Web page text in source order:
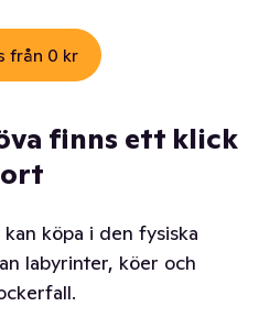
från 0 kr
finns ett klick
köpa i den fysiska
labyrinter, köer och